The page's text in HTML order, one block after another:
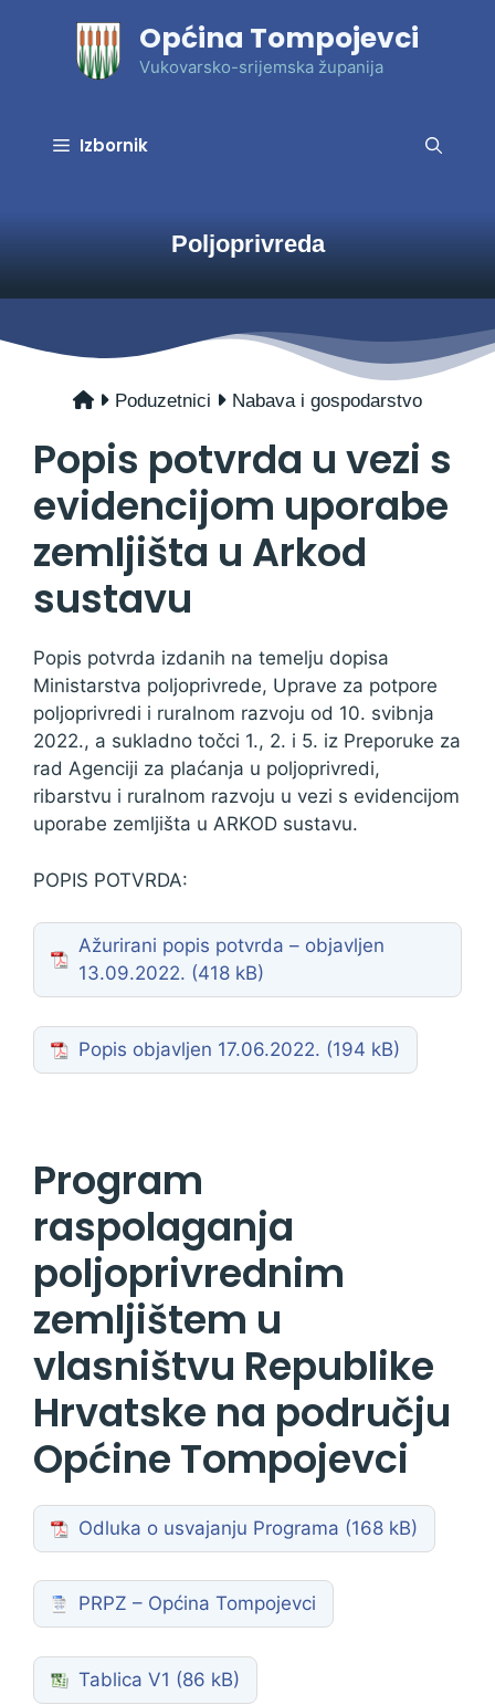
Općina Tompojevci
Vukovarsko-srijemska županija
Izbornik
Poljoprivreda
Poduzetnici Nabava i gospodarstvo
Popis potvrda u vezi s
evidencijom uporabe
zemljišta u Arkod
sustavu
Popis potvrda izdanih na temelju dopisa
Ministarstva poljoprivrede, Uprave za potpore
poljoprivredi i ruralnom razvoju od 10. svibnja
2022., a sukladno točci 1., 2. i 5. iz Preporuke za
rad Agenciji za plaćanja u poljoprivredi,
ribarstvu i ruralnom razvoju u vezi s evidencijom
uporabe zemljišta u ARKOD sustavu.
POPIS POTVRDA:
Ažurirani popis potvrda – objavljen
13.09.2022.
Popis objavljen 17.06.2022.
Program
raspolaganja
poljoprivrednim
zemljištem u
vlasništvu Republike
Hrvatske na području
Općine Tompojevci
Odluka o usvajanju Programa
PRPZ – Općina Tompojevci
Tablica V1